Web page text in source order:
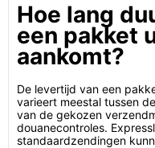
Hoe lang
een pakket
aankomt?
De levertijd van een
varieert meestal tussen
van de gekozen
douanecontroles.
standaardzendingen